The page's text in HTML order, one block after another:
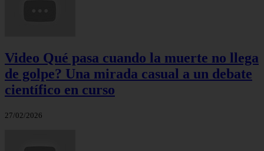
Video Qué pasa cuando la muerte no llega
de golpe? Una mirada casual a un debate
científico en curso
27/02/2026